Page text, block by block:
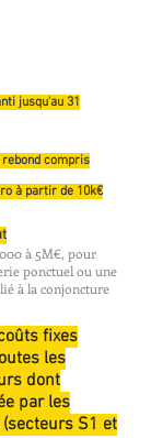
jusqu'au 31
compris
à partir de 10k€
à 5M€, pour
ponctuel ou une
à la conjoncture
fixes
les
dont
par les
S1 et